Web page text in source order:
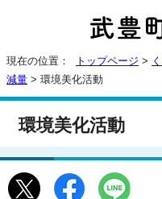
現在の位置： トップページ >
減量 > 環境美化活動
環境美化活動